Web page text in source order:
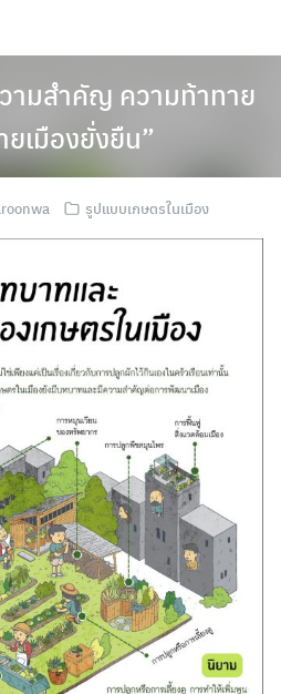
ามสำคัญ ความท้าทาย
ยเมืองยั่งยืน”
รูปแบบเกษตรในเมือง